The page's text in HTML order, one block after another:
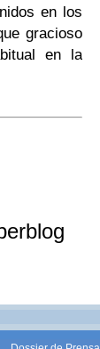
en los
gracioso
en la